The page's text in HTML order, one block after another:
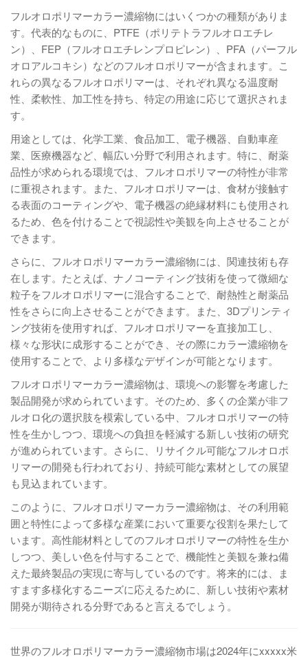
フルオロポリマーカラー濃縮物にはいくつかの種類がありま
す。代表的なものに、PTFE（ポリテトラフルオロエチレ
ン）、FEP（フルオロエチレンプロピレン）、PFA（パーフル
オロアルコキシ）などのフルオロポリマーが含まれます。こ
れらの異なるフルオロポリマーは、それぞれ異なる温度耐
性、柔軟性、加工性を持ち、特定の用途に応じて選択されま
す。
用途としては、化学工業、食品加工、電子機器、自動車産
業、医療機器など、幅広い分野で利用されます。特に、耐薬
品性が求められる環境では、フルオロポリマーの特性が非常
に重視されます。また、フルオロポリマーは、食材が接触す
る表面のコーティングや、電子機器の絶縁材料にも使用され
るため、色を付けることで視認性や美観を向上させることが
できます。
さらに、フルオロポリマーカラー濃縮物には、関連技術も存
在します。たとえば、ナノコーティング技術を使って微細な
粒子をフルオロポリマーに混合することで、耐熱性と耐薬品
性をさらに向上させることができます。また、3Dプリンティ
ング技術を使用すれば、フルオロポリマーを直接加工し、
様々な形状に成形することができ、その際にカラー濃縮物を
使用することで、より多様なデザインが可能となります。
フルオロポリマーカラー濃縮物は、環境への影響を考慮した
製品開発が求められています。そのため、多くの企業が非フ
ルオロ化の選択肢を模索している中、フルオロポリマーの特
性を生かしつつ、環境への負担を軽減する新しい技術の研究
が進められています。さらに、リサイクル可能なフルオロポ
リマーの開発も行われており、持続可能な素材としての展望
も見込まれています。
このように、フルオロポリマーカラー濃縮物は、その利用範
囲と特性によって多様な産業において重要な役割を果たして
います。高性能材料としてのフルオロポリマーの特性を生か
しつつ、美しい色を付与することで、機能性と美観を兼ね備
えた最終製品の実現に寄与しているのです。将来的には、ま
すます多様化するニーズに応えるために、新しい技術や素材
開発が期待される分野であると言えるでしょう。
世界のフルオロポリマーカラー濃縮物市場は2024年にxxxxx米